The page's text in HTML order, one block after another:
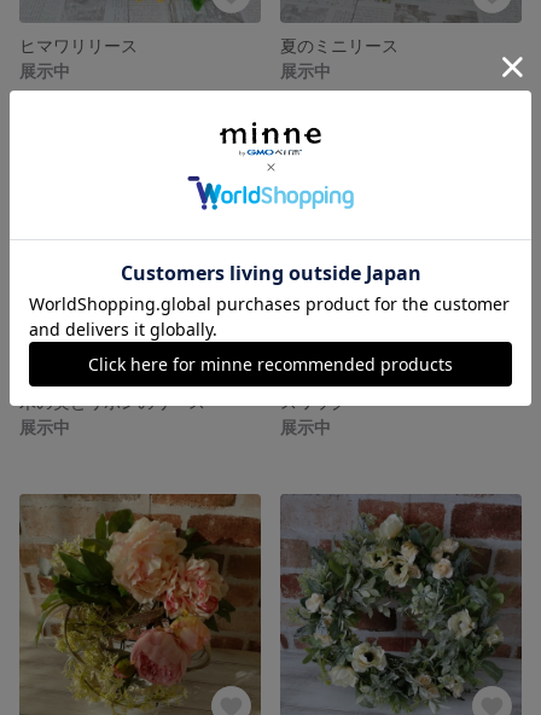
ヒマワリリース
展示中
夏のミニリース
展示中
木の実とリボンのリース
展示中
スワッグ
展示中